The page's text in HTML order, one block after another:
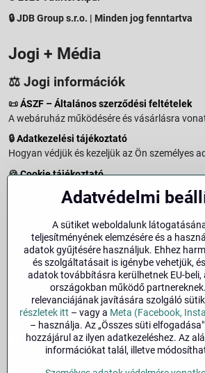
🔒 JDB Group s.r.o. | Minden jog fenntartva
Jogi + Média
⚖️ Jogi információk
📜ÁSZF – Általános szerződési feltételek
A webáruház működésére és vásárlásra
🔒Adatkezelési tájékoztató
Hogyan védjük és kezeljük az Ön személyes
🍪Cookie tájékoztató
A weboldalon használt sütikről és
Vásárlástól való elállás menete és feltételei.
Elállás a szerződéstől
Impresszum
Üzemeltetői adatok és jogi tudnivalók.
🔐Biztonság
Facebook Instagram
Adatvédelmi
A sütiket weboldalunk
teljesítményének elemzésére és a
adatok gyűjtésére használjuk. Ehhez
és szolgáltatásait is igénybe vehetjük,
adatok továbbításra kerülhetnek EU-beli,
országokban működő
relevanciájának javítására szolgáló
részletek itt – vagy a Meta (Facebook,
– használja. Az „Összes süti
hozzájárul az ilyen adatkezeléshez. Az
információkat talál, illetve